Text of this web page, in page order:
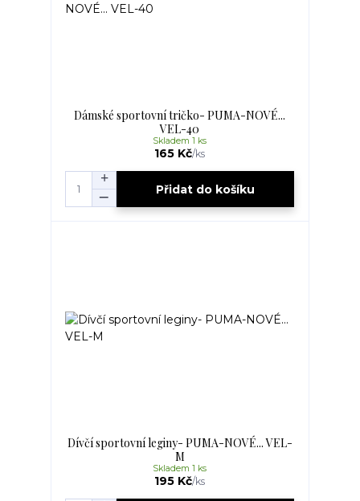
Dámské sportovní tričko- PUMA-NOVÉ...
VEL-40
165 Kč/ks
Skladem 1 ks
Přidat do košíku
Dívčí sportovní leginy- PUMA-NOVÉ... VEL-
M
195 Kč/ks
Skladem 1 ks